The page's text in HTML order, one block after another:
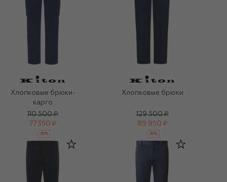
Хлопковые брюки-
карго
110 500 ₽
77 350 ₽
-30%
Хлопковые брюки
129 500 ₽
89 950 ₽
-30%